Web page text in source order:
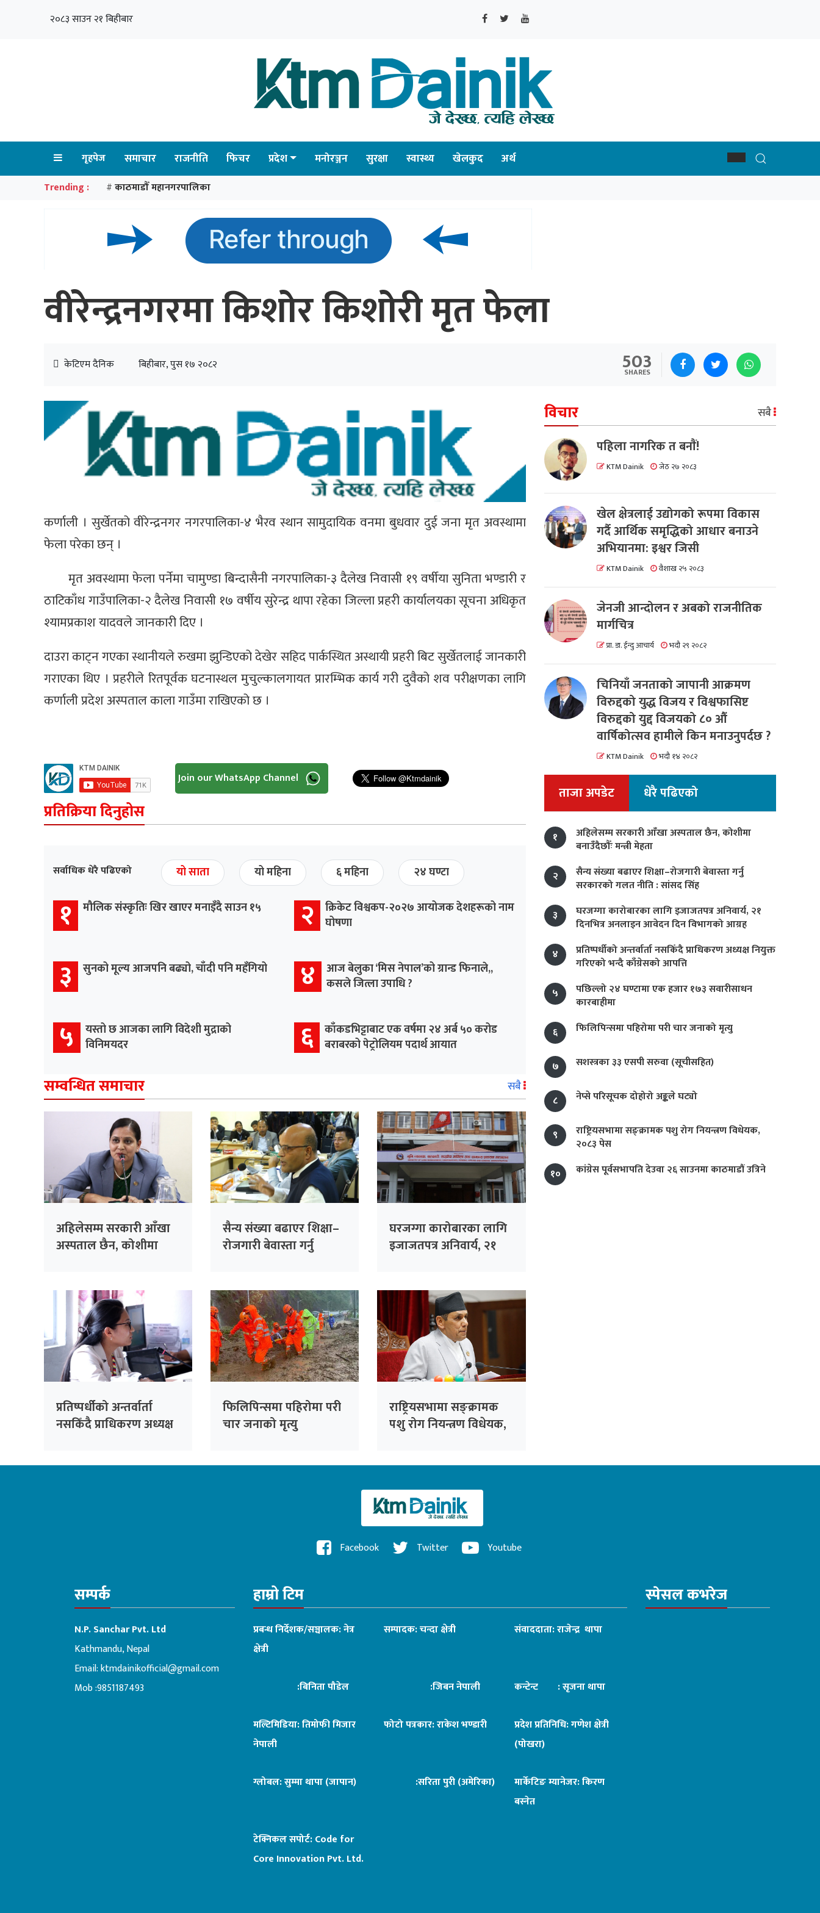
२०८३ साउन २१ बिहीबार
गृहपेज समाचार राजनीति फिचर प्रदेश मनोरञ्जन सुरक्षा स्वास्थ्य खेलकुद अर्थ
Trending : # काठमाडौँ महानगरपालिका
वीरेन्द्रनगरमा किशोर किशोरी मृत फेला
केटिएम दैनिक बिहीबार, पुस १७ २०८२ 503
SHARES
कर्णाली । सुर्खेतको वीरेन्द्रनगर नगरपालिका-४ भैरव स्थान सामुदायिक वनमा बुधवार दुई जना मृत अवस्थामा
फेला परेका छन् ।
मृत अवस्थामा फेला पर्नेमा चामुण्डा बिन्दासैनी नगरपालिका-३ दैलेख निवासी १९ वर्षीया सुनिता भण्डारी र
ठाटिकाँध गाउँपालिका-२ दैलेख निवासी १७ वर्षीय सुरेन्द्र थापा रहेका जिल्ला प्रहरी कार्यालयका सूचना अधिकृत
श्यामप्रकाश यादवले जानकारी दिए ।
दाउरा काट्न गएका स्थानीयले रुखमा झुन्डिएको देखेर सहिद पार्कस्थित अस्थायी प्रहरी बिट सुर्खेतलाई जानकारी
गराएका थिए । प्रहरीले रितपूर्वक घटनास्थल मुचुल्कालगायत प्रारम्भिक कार्य गरी दुवैको शव परीक्षणका लागि
कर्णाली प्रदेश अस्पताल काला गाउँमा राखिएको छ ।
Join our WhatsApp Channel
प्रतिक्रिया दिनुहोस
सर्वाधिक धेरै पढिएको यो साता यो महिना ६ महिना २४ घण्टा
१ मौलिक संस्कृतिः खिर खाएर मनाइँदै साउन १५ २
क्रिकेट विश्वकप-२०२७ आयोजक देशहरूको नाम
घोषणा
३ सुनको मूल्य आजपनि बढ्यो, चाँदी पनि महँगियो ४
आज बेलुका ‘मिस नेपाल’को ग्रान्ड फिनाले,,
कसले जित्ला उपाधि ?
५
यस्तो छ आजका लागि विदेशी मुद्राको
विनिमयदर
६ काँकडभिट्टाबाट एक वर्षमा २४ अर्ब ५० करोड
बराबरको पेट्रोलियम पदार्थ आयात
सम्वन्धित समाचार सबै
अहिलेसम्म सरकारी आँखा
अस्पताल छैन, कोशीमा
सैन्य संख्या बढाएर शिक्षा–
रोजगारी बेवास्ता गर्नु
घरजग्गा कारोबारका लागि
इजाजतपत्र अनिवार्य, २१
प्रतिष्पर्धीको अन्तर्वार्ता
नसकिँदै प्राधिकरण अध्यक्ष
फिलिपिन्समा पहिरोमा परी
चार जनाको मृत्यु
राष्ट्रियसभामा सङ्क्रामक
पशु रोग नियन्त्रण विधेयक,
विचार सबै
पहिला नागरिक त बनाैं!
KTM Dainik जेठ २७ २०८३
खेल क्षेत्रलाई उद्योगको रूपमा विकास
गर्दै आर्थिक समृद्धिको आधार बनाउने
अभियानमा: इश्वर जिसी
KTM Dainik वैशाख २५ २०८३
जेनजी आन्दोलन र अबको राजनीतिक
मार्गचित्र
प्रा. डा. ईन्दु आचार्य भदौ २९ २०८२
चिनियाँ जनताको जापानी आक्रमण
विरुद्दको युद्ध विजय र विश्वफासिष्ट
विरुद्दको युद्द विजयको ८० औं
वार्षिकोत्सव हामीले किन मनाउनुपर्दछ ?
KTM Dainik भदौ १४ २०८२
ताजा अपडेट धेरै पढिएको
१
अहिलेसम्म सरकारी आँखा अस्पताल छैन, कोशीमा
बनाउँदैछौँः मन्त्री मेहता
२
सैन्य संख्या बढाएर शिक्षा–रोजगारी बेवास्ता गर्नु
सरकारको गलत नीति : सांसद सिंह
३
घरजग्गा कारोबारका लागि इजाजतपत्र अनिवार्य, २१
दिनभित्र अनलाइन आवेदन दिन विभागको आग्रह
४
प्रतिष्पर्धीको अन्तर्वार्ता नसकिँदै प्राधिकरण अध्यक्ष नियुक्त
गरिएको भन्दै काँग्रेसको आपत्ति
५
पछिल्लो २४ घण्टामा एक हजार १७३ सवारीसाधन
कारबाहीमा
६
फिलिपिन्समा पहिरोमा परी चार जनाको मृत्यु
७ सशस्त्रका ३३ एसपी सरुवा (सूचीसहित)
८ नेप्से परिसूचक दोहोरो अङ्कले घट्यो
९
राष्ट्रियसभामा सङ्क्रामक पशु रोग नियन्त्रण विधेयक,
२०८३ पेस
१०
कांग्रेस पूर्वसभापति देउवा २६ साउनमा काठमाडौं उत्रिने
Facebook Twitter Youtube
सम्पर्क
N.P. Sanchar Pvt. Ltd
Kathmandu, Nepal
Email:ktmdainikofficial@gmail.com
Mob :9851187493
हाम्रो टिम
प्रबन्ध निर्देशक/सञ्चालक: नेत्र
क्षेत्री
सम्पादक: चन्दा क्षेत्री संवाददाता: राजेन्द्र थापा
:बिनिता पौडेल :जिबन नेपाली कन्टेन्ट : सृजना थापा
मल्टिमिडिया: तिमोफी मिजार
नेपाली
फोटो पत्रकार: राकेश भण्डारी
प्रदेश प्रतिनिधि: गणेश क्षेत्री
(पोखरा)
ग्लोबल: सुम्मा थापा (जापान) :सरिता पुरी (अमेरिका)
मार्केटिङ म्यानेजर: किरण
बस्नेत
टेक्निकल सपोर्ट:Code for
Core Innovation Pvt. Ltd.
स्पेसल कभरेज